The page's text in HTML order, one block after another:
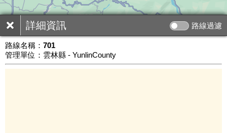
詳細資訊 路線過濾
路線名稱： 701
管理單位：雲林縣 - YunlinCounty